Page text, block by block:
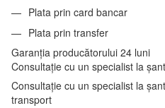
Plata prin card bancar
Plata prin transfer
Garanția producătorului 24 luni
Consultație cu un specialist la
Consultație cu un specialist la
transport